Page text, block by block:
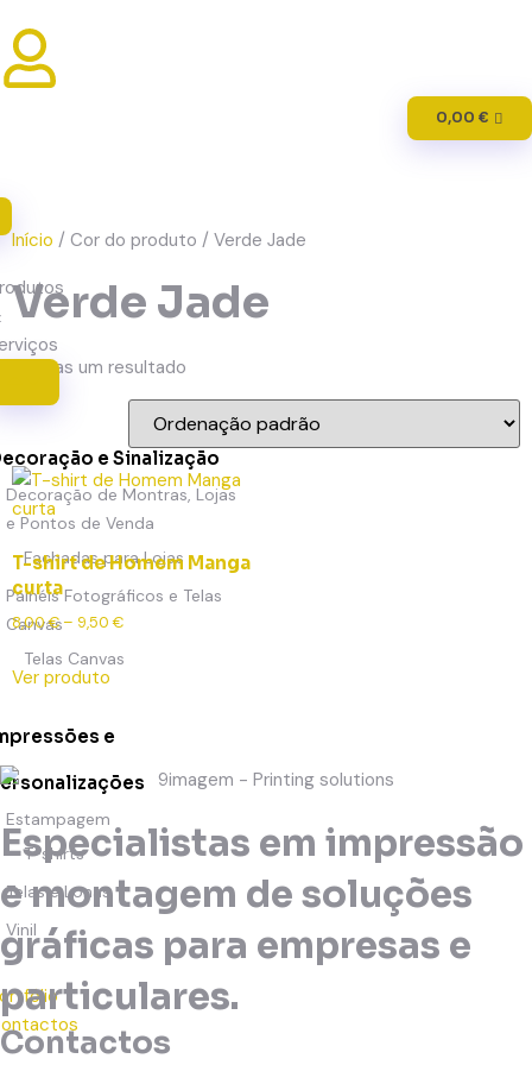
0,00€
e Sinalização
Decoração de Montras, Lojas
e Pontos de Venda
Fachadas para Lojas
Painéis Fotográficos e Telas
Canvas
Telas Canvas
e
Estampagem
T-shirts
Telas e Lonas
Vinil
Início / Cor do produto / Verde Jade
Verde Jade
Apenas um resultado
T-shirt de Homem Manga
curta
8,00€ – 9,50€
Ver produto
Especialistas em impressão
e montagem de soluções
gráficas para empresas e
particulares.
Contactos